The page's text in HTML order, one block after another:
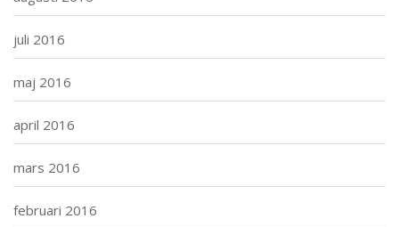
juli 2016
maj 2016
april 2016
mars 2016
februari 2016